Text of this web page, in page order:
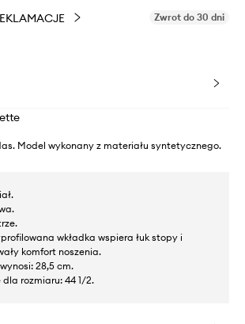
Zwrot do 30 dni
Model wykonany z materiału syntetycznego.
wkładka wspiera łuk stopy i
komfort noszenia.
28,5 cm.
rozmiaru: 44 1/2.